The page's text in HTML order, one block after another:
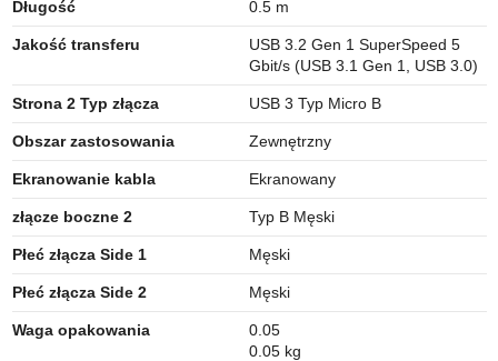
Długość 0.5 m
Jakość transferu
USB 3.2 Gen 1 SuperSpeed 5
Gbit/s (USB 3.1 Gen 1, USB 3.0)
Strona 2 Typ złącza USB 3 Typ Micro B
Obszar zastosowania Zewnętrzny
Ekranowanie kabla Ekranowany
złącze boczne 2 Typ B Męski
Płeć złącza Side 1 Męski
Płeć złącza Side 2 Męski
Waga opakowania
0.05
0.05 kg